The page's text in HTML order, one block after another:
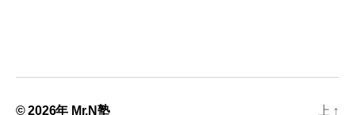
© 2026年 Mr.N塾 上 ↑